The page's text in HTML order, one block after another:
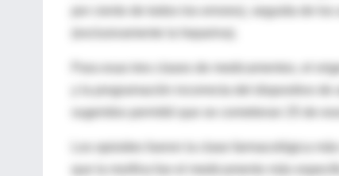
por ciento de todos los errores), seguida de
Para esas tres clases de medicamentos, el
y la programación incorrecta del dispositivo
sugeridos permitió que se cometieran 25 de
Los opioides fueron la clase farmacológica